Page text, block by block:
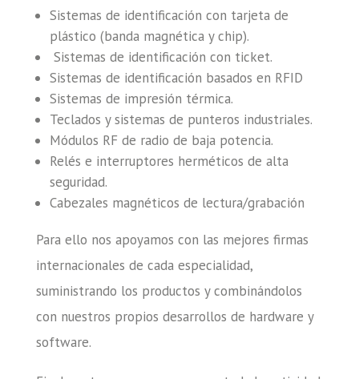
Sistemas de identificación con tarjeta de
plástico (banda magnética y chip).
Sistemas de identificación con ticket.
Sistemas de identificación basados en RFID
Sistemas de impresión térmica.
Teclados y sistemas de punteros industriales.
Módulos RF de radio de baja potencia.
Relés e interruptores herméticos de alta
seguridad.
Cabezales magnéticos de lectura/grabación
Para ello nos apoyamos con las mejores firmas
internacionales de cada especialidad,
suministrando los productos y combinándolos
con nuestros propios desarrollos de hardware y
software.